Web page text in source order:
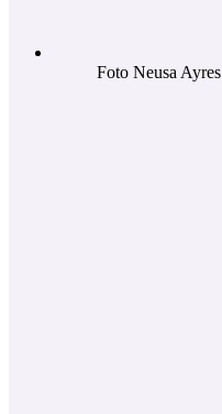
Foto Neusa Ayres